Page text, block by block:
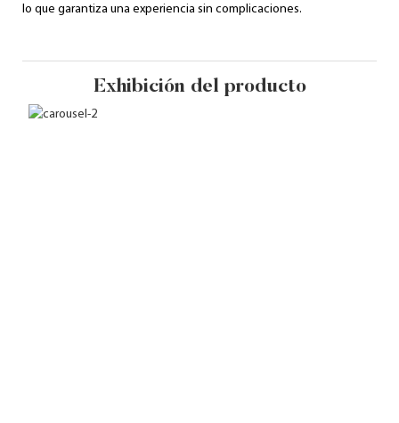
lo que garantiza una experiencia sin complicaciones.
Exhibición del producto